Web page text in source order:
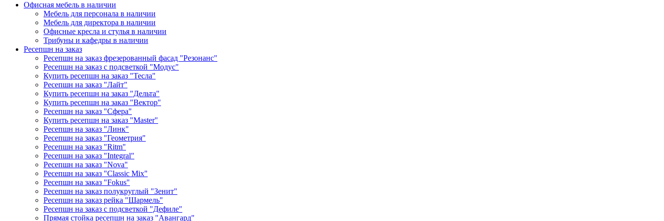
Офисная мебель в наличии
Мебель для персонала в наличии
Мебель для директора в наличии
Офисные кресла и стулья в наличии
Трибуны и кафедры в наличии
Ресепшн на заказ
Ресепшн на заказ фрезерованный фасад "Резонанс"
Ресепшн на заказ с подсветкой "Модус"
Купить ресепшн на заказ "Тесла"
Ресепшн на заказ "Лайт"
Купить ресепшн на заказ "Дельта"
Купить ресепшн на заказ "Вектор"
Ресепшн на заказ "Сфера"
Купить ресепшн на заказ "Master"
Ресепшн на заказ "Линк"
Ресепшн на заказ "Геометрия"
Ресепшн на заказ "Ritm"
Ресепшн на заказ "Integral"
Ресепшн на заказ "Nova"
Ресепшн на заказ "Classic Mix"
Ресепшн на заказ "Fokus"
Ресепшн на заказ полукруглый "Зенит"
Ресепшн на заказ рейка "Шармель"
Ресепшн на заказ с подсветкой "Дефиле"
Прямая стойка ресепшн на заказ "Авангард"